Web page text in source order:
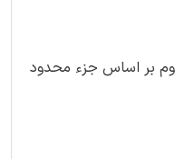
دوم بر اساس جزء محدود